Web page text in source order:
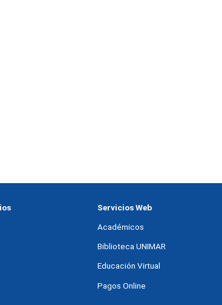
Servicios Web
Académicos
Biblioteca UNIMAR
Educación Virtual
Pagos Online